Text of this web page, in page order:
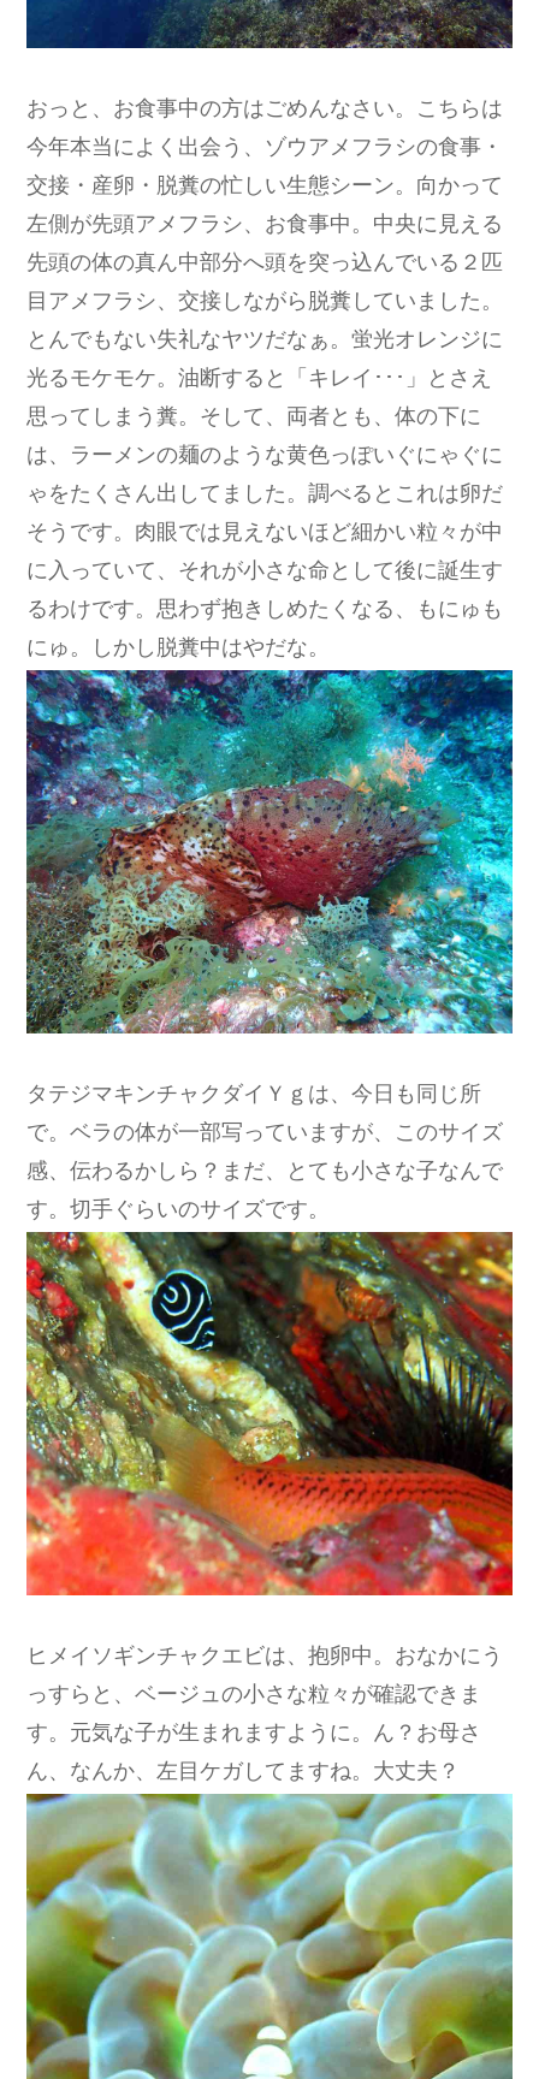
おっと、お食事中の方はごめんなさい。こちらは
今年本当によく出会う、ゾウアメフラシの食事・
交接・産卵・脱糞の忙しい生態シーン。向かって
左側が先頭アメフラシ、お食事中。中央に見える
先頭の体の真ん中部分へ頭を突っ込んでいる２匹
目アメフラシ、交接しながら脱糞していました。
とんでもない失礼なヤツだなぁ。蛍光オレンジに
光るモケモケ。油断すると「キレイ･･･」とさえ
思ってしまう糞。そして、両者とも、体の下に
は、ラーメンの麺のような黄色っぽいぐにゃぐに
ゃをたくさん出してました。調べるとこれは卵だ
そうです。肉眼では見えないほど細かい粒々が中
に入っていて、それが小さな命として後に誕生す
るわけです。思わず抱きしめたくなる、もにゅも
にゅ。しかし脱糞中はやだな。
タテジマキンチャクダイＹｇは、今日も同じ所
で。ベラの体が一部写っていますが、このサイズ
感、伝わるかしら？まだ、とても小さな子なんで
す。切手ぐらいのサイズです。
ヒメイソギンチャクエビは、抱卵中。おなかにう
っすらと、ベージュの小さな粒々が確認できま
す。元気な子が生まれますように。ん？お母さ
ん、なんか、左目ケガしてますね。大丈夫？